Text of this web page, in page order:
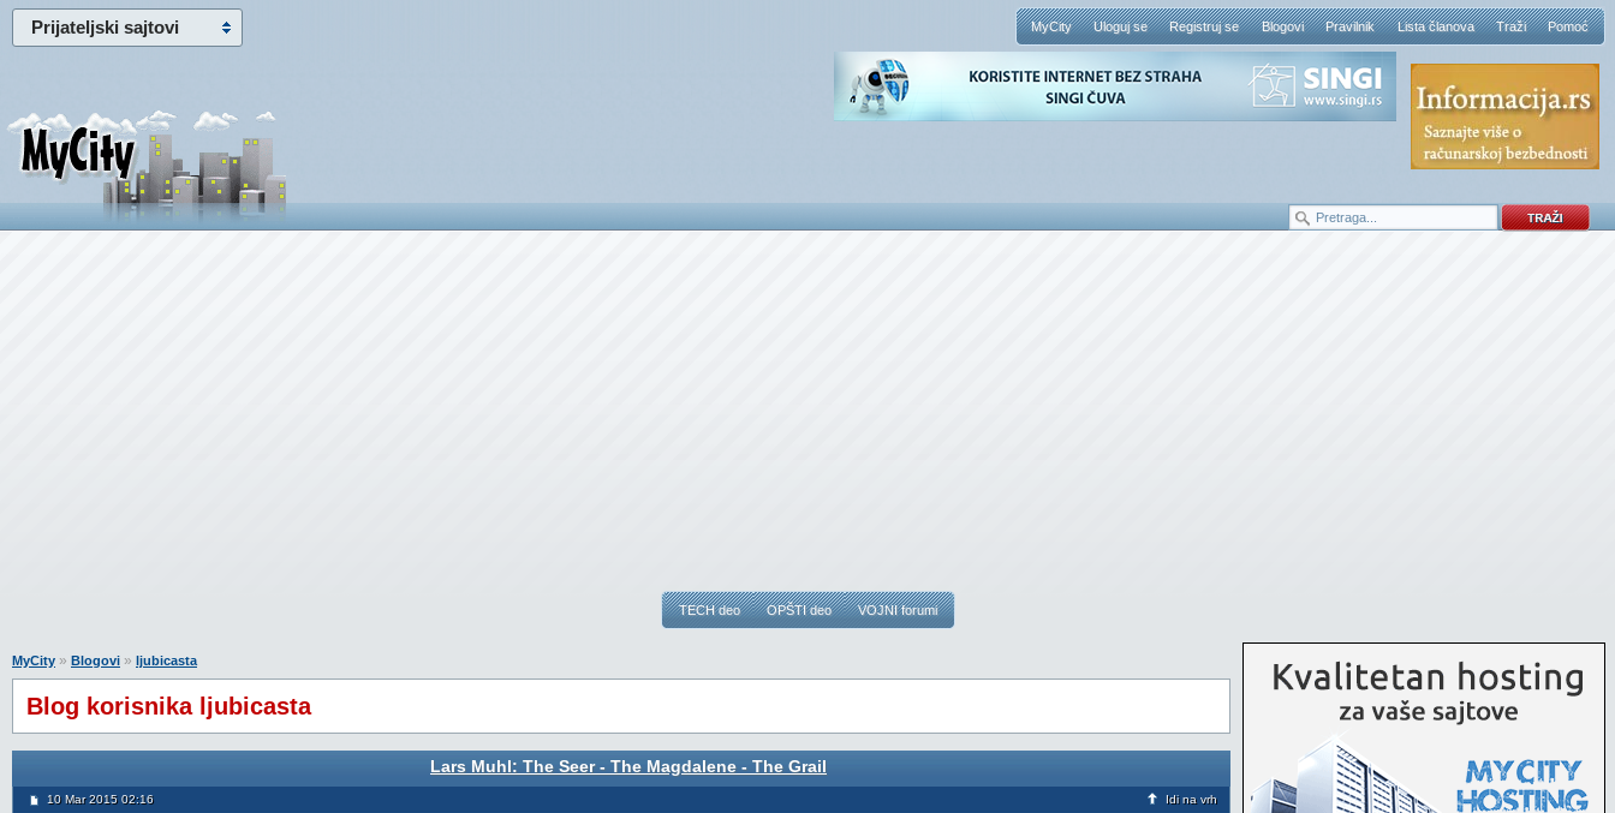
Prijateljski sajtovi MyCity Uloguj se Registruj se Blogovi Pravilnik Lista članova Traži Pomoć
TECH deo OPŠTI deo VOJNI forumi
MyCity » Blogovi » ljubicasta
Blog korisnika ljubicasta
Lars Muhl: The Seer - The Magdalene - The Grail
10 Mar 2015 02:16 Idi na vrh